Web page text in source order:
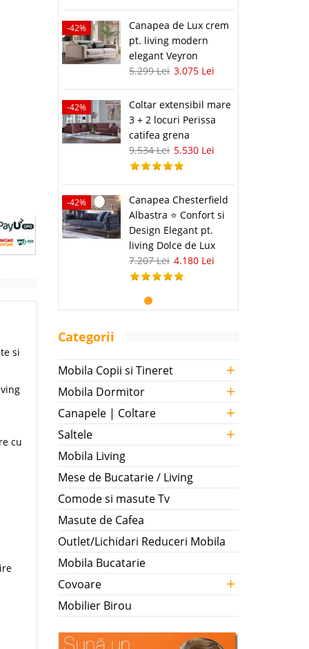
si
cu
-42%
Canapea de Lux crem
pt. living modern
elegant Veyron
5.299 Lei 3.075 Lei
-42%
Coltar extensibil mare
3 + 2 locuri Perissa
catifea grena
9.534 Lei 5.530 Lei
-42%
Canapea Chesterfield
Albastra ⭐ Confort si
Design Elegant pt.
living Dolce de Lux
7.207 Lei 4.180 Lei
Categorii
Mobila Copii si Tineret +
Mobila Dormitor +
Canapele | Coltare +
Saltele +
Mobila Living
Mese de Bucatarie / Living
Comode si masute Tv
Masute de Cafea
Outlet/Lichidari Reduceri Mobila
Mobila Bucatarie
Covoare
+
Mobilier Birou